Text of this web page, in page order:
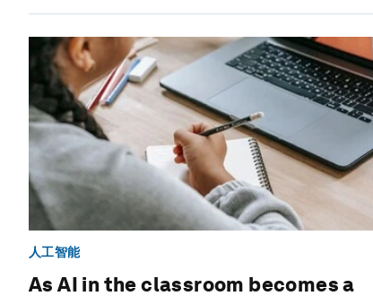
人工智能
As AI in the classroom becomes a